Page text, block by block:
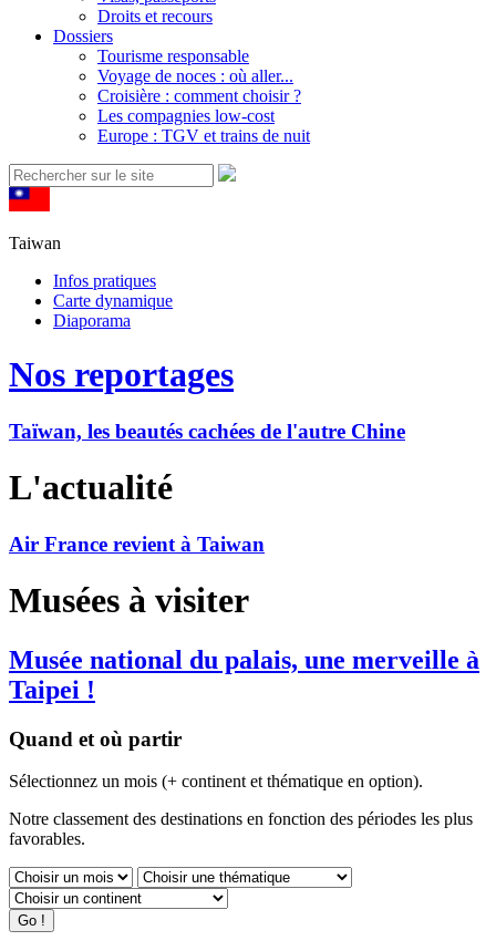
Droits et recours
Dossiers
Tourisme responsable
Voyage de noces : où aller...
Croisière : comment choisir ?
Les compagnies low-cost
Europe : TGV et trains de nuit
Taiwan
Infos pratiques
Carte dynamique
Diaporama
Nos reportages
Taïwan, les beautés cachées de l'autre Chine
L'actualité
Air France revient à Taiwan
Musées à visiter
Musée national du palais, une merveille à
Taipei !
Quand et où partir
Sélectionnez un mois (+ continent et thématique en option).
Notre classement des destinations en fonction des périodes les plus
favorables.